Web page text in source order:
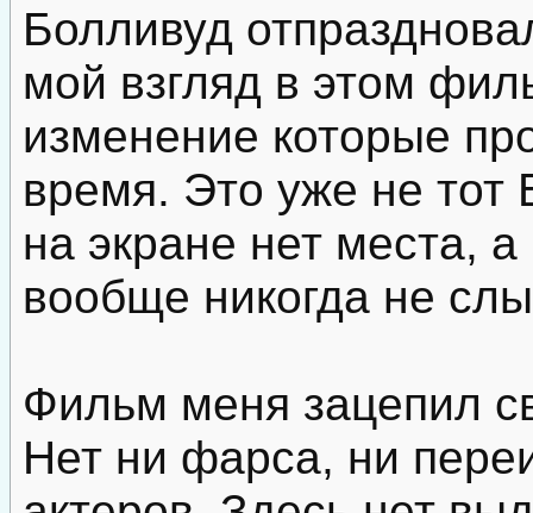
Болливуд
мой взгляд в этом
изменение которые
время. Это уже не тот
на экране нет места,
вообще никогда не
Фильм меня зацепил
Нет ни фарса, ни